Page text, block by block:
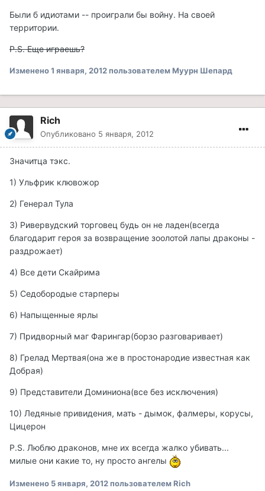
Были б идиотами -- проиграли бы войну. На своей
территории.
P.S. Еще играешь?
Изменено1 января, 2012пользователем Муурн Шепард
Rich
Опубликовано 5 января, 2012
Значитца тэкс.
1) Ульфрик клювожор
2) Генерал Тула
3) Ривервудский торговец будь он не ладен(всегда
благодарит героя за возвращение зоолотой лапы драконы -
раздрожает)
4) Все дети Скайрима
5) Седобородые старперы
6) Напыщенные ярлы
7) Придворный маг Фарингар(борзо разговаривает)
8) Грелад Мертвая(она же в простонародие известная как
Добрая)
9) Представители Доминиона(все без исключения)
10) Ледяные привидения, мать - дымок, фалмеры, корусы,
Цицерон
P.S. Люблю драконов, мне их всегда жалко убивать...
милые они какие то, ну просто ангелы
Изменено 5 января, 2012пользователем Rich